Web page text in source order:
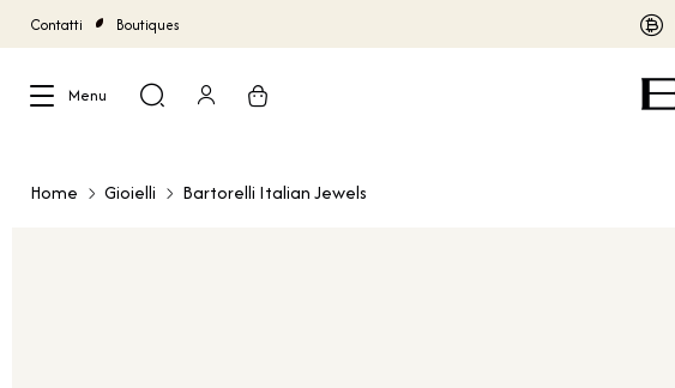
Contatti Boutiques
Menu
Home Gioielli
Bartorelli Italian Jewels